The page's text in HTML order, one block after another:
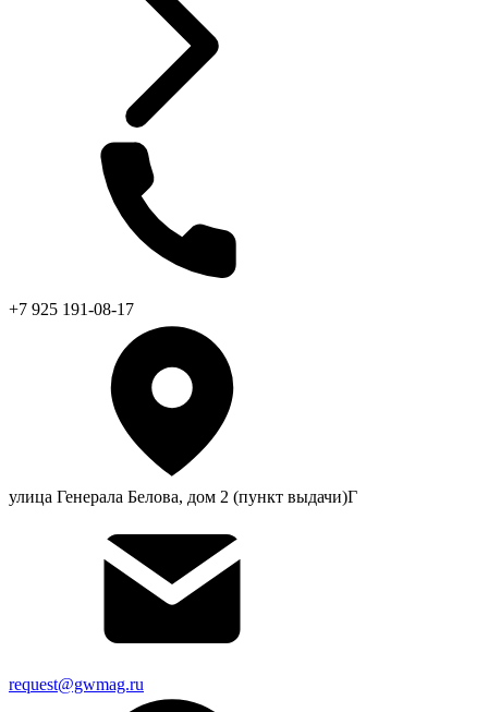
+7 925 191-08-17
улица Генерала Белова, дом 2 (пункт выдачи)Г
request@gwmag.ru